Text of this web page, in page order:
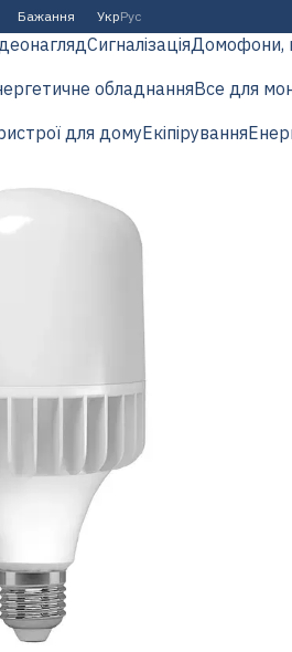
Бажання УкрРус
СигналізаціяДомофони,
обладнанняВсе для
для домуЕкіпірування